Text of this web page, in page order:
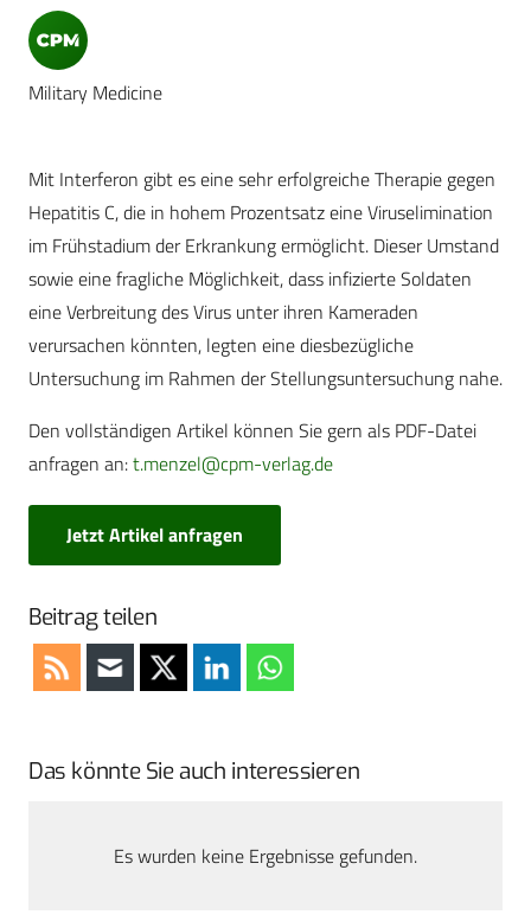
Military Medicine
Mit Interferon gibt es eine sehr erfolgreiche Therapie gegen
Hepatitis C, die in hohem Prozentsatz eine Viruselimination
im Frühstadium der Erkrankung ermöglicht. Dieser Umstand
sowie eine fragliche Möglichkeit, dass infizierte Soldaten
eine Verbreitung des Virus unter ihren Kameraden
verursachen könnten, legten eine diesbezügliche
Untersuchung im Rahmen der Stellungsuntersuchung nahe.
Den vollständigen Artikel können Sie gern als PDF-Datei
anfragen an:t.menzel@cpm-verlag.de
Jetzt Artikel anfragen
Beitrag teilen
Das könnte Sie auch interessieren
Es wurden keine Ergebnisse gefunden.